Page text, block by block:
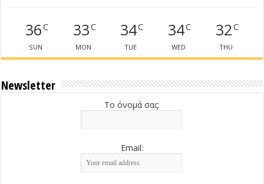
36C
SUN
33C
MON
34C
TUE
34C
WED
32C
THU
Newsletter
Το όνομά σας:
Email: